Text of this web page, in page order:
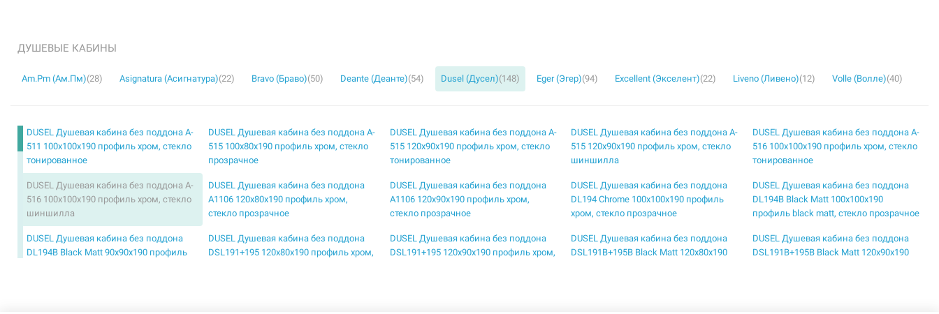
ДУШЕВЫЕ КАБИНЫ
Am.Pm (Ам.Пм)(28) Asignatura (Асигнатура)(22) Bravo (Браво)(50) Deante (Деанте)(54) Dusel (Дусел)(148) Eger (Эгер)(94) Excellent (Экселент)(22) Liveno (Ливено)(12) Volle (Волле)(40)
DUSEL Душевая кабина без поддона A-
511 100x100x190 профиль хром, стекло
тонированное
DUSEL Душевая кабина без поддона A-
515 100x80x190 профиль хром, стекло
прозрачное
DUSEL Душевая кабина без поддона A-
515 120x90x190 профиль хром, стекло
тонированное
DUSEL Душевая кабина без поддона A-
515 120x90x190 профиль хром, стекло
шиншилла
DUSEL Душевая кабина без поддона A-
516 100x100x190 профиль хром, стекло
тонированное
DUSEL Душевая кабина без поддона A-
516 100x100x190 профиль хром, стекло
шиншилла
DUSEL Душевая кабина без поддона
A1106 120x80x190 профиль хром,
стекло прозрачное
DUSEL Душевая кабина без поддона
A1106 120x90x190 профиль хром,
стекло прозрачное
DUSEL Душевая кабина без поддона
DL194 Chrome 100x100x190 профиль
хром, стекло прозрачное
DUSEL Душевая кабина без поддона
DL194B Black Matt 100x100x190
профиль black matt, стекло прозрачное
DUSEL Душевая кабина без поддона
DL194B Black Matt 90x90x190 профиль
DUSEL Душевая кабина без поддона
DSL191+195 120x80x190 профиль хром,
DUSEL Душевая кабина без поддона
DSL191+195 120x90x190 профиль хром,
DUSEL Душевая кабина без поддона
DSL191B+195B Black Matt 120x80x190
DUSEL Душевая кабина без поддона
DSL191B+195B Black Matt 120x90x190